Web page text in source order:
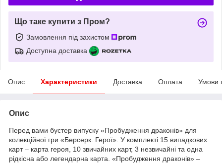
Що таке купити з Пром?
Замовлення під захистом
Доступна доставка
Опис Характеристики Доставка Оплата Умови
Опис
Перед вами бустер випуску «Пробудження драконів» для
колекційної гри «Берсерк. Герої». У комплекті 15 випадкових
карт – карта героя, 10 звичайних карт, 3 незвичайні та одна
рідкісна або легендарна карта. «Пробудження драконів» –